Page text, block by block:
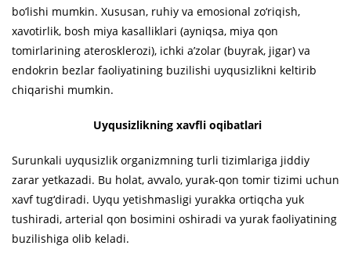
bo‘lishi mumkin. Xususan, ruhiy va emosional zo‘riqish,
xavotirlik, bosh miya kasalliklari (ayniqsa, miya qon
tomirlarining aterosklerozi), ichki a’zolar (buyrak, jigar) va
endokrin bezlar faoliyatining buzilishi uyqusizlikni keltirib
chiqarishi mumkin.
Uyqusizlikning xavfli oqibatlari
Surunkali uyqusizlik organizmning turli tizimlariga jiddiy
zarar yetkazadi. Bu holat, avvalo, yurak-qon tomir tizimi uchun
xavf tug‘diradi. Uyqu yetishmasligi yurakka ortiqcha yuk
tushiradi, arterial qon bosimini oshiradi va yurak faoliyatining
buzilishiga olib keladi.